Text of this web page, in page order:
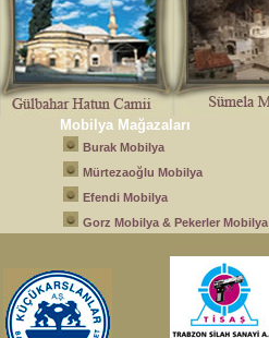
Mobilya Mağazaları
Burak Mobilya
Mürtezaoğlu Mobilya
Efendi Mobilya
Gorz Mobilya & Pekerler Mobilya